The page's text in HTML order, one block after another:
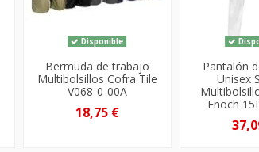
Disponible
Bermuda de trabajo
Multibolsillos Cofra Tile
V068-0-00A
18,75 €
Pantalón
Unisex
Enoch